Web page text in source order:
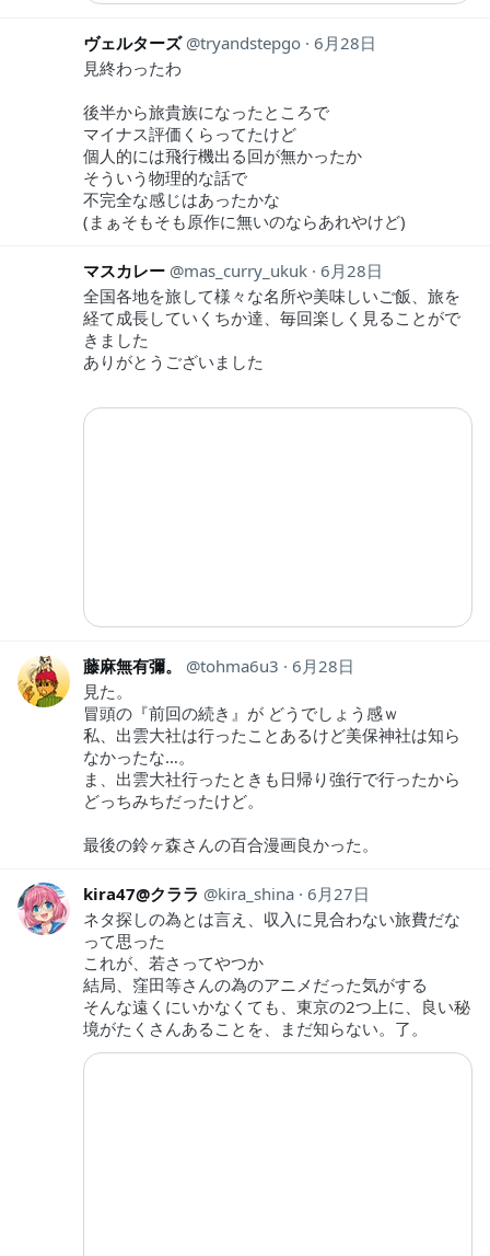
ヴェルターズ tryandstepgo 6月28日
見終わったわ
後半から旅貴族になったところで
マイナス評価くらってたけど
個人的には飛行機出る回が無かったか
そういう物理的な話で
不完全な感じはあったかな
(まぁそもそも原作に無いのならあれやけど)
マスカレー mas_curry_ukuk 6月28日
全国各地を旅して様々な名所や美味しいご飯、旅を
経て成長していくちか達、毎回楽しく見ることがで
きました
ありがとうございました
藤麻無有彌。 tohma6u3
6月28日
見た。
冒頭の『前回の続き』が どうでしょう感ｗ
私、出雲大社は行ったことあるけど美保神社は知ら
なかったな…。
ま、出雲大社行ったときも日帰り強行で行ったから
どっちみちだったけど。
最後の鈴ヶ森さんの百合漫画良かった。
kira47@クララ kira_shina 6月27日
ネタ探しの為とは言え、収入に見合わない旅費だな
って思った
これが、若さってやつか
結局、窪田等さんの為のアニメだった気がする
そんな遠くにいかなくても、東京の2つ上に、良い秘
境がたくさんあることを、まだ知らない。了。